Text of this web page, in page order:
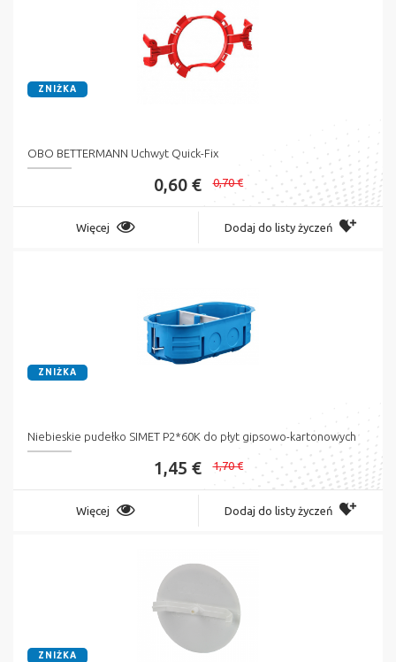
ZNIŻKA
OBO BETTERMANN Uchwyt Quick-Fix
0,60 € 0,70 €
Więcej Dodaj do listy życzeń
ZNIŻKA
Niebieskie pudełko SIMET P2*60K do płyt gipsowo-kartonowych
1,45 € 1,70 €
Więcej Dodaj do listy życzeń
ZNIŻKA